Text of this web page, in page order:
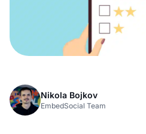
Nikola Bojkov
EmbedSocial Team